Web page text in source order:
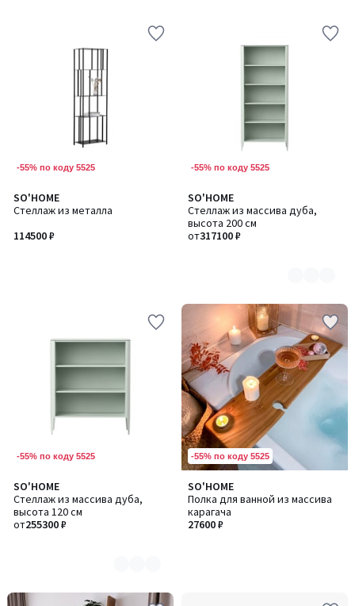
-55% по коду 5525
SO'HOME
Стеллаж из металла
114500 ₽
-55% по коду 5525
SO'HOME
Стеллаж из массива дуба,
высота 200 см
от317100 ₽
Количество
цветов:
8
-55% по коду 5525
SO'HOME
Стеллаж из массива дуба,
высота 120 см
от255300 ₽
Количество
цветов:
8
-55% по коду 5525
SO'HOME
Полка для ванной из массива
карагача
27600 ₽